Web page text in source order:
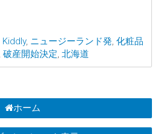
Kiddly, ニュージーランド発, 化粧品
破産開始決定, 北海道
ホーム